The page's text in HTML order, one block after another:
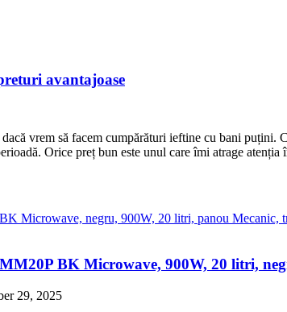
avantajoase
vrem să facem cumpărături ieftine cu bani
Orice preț bun este unul care îmi atrage
BK Microwave, 900W, 20 litri,
29, 2025